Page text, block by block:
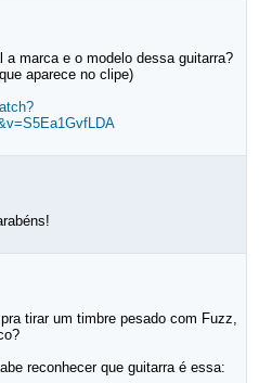
a marca e o modelo dessa guitarra?
aparece no clipe)
tirar um timbre pesado com Fuzz,
reconhecer que guitarra é essa: